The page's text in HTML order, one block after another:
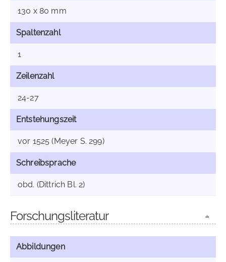
130 x 80 mm
Spaltenzahl
1
Zeilenzahl
24-27
Entstehungszeit
vor 1525 (Meyer S. 299)
Schreibsprache
obd. (Dittrich Bl. 2)
Forschungsliteratur
Abbildungen